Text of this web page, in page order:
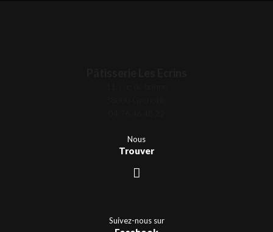
Nous
Trouver
Suivez-nous sur